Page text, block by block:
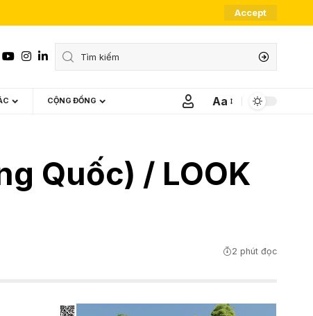
Accept
CỘNG ĐỒNG
Font
Aa
Quốc) / LOOK
2 phút đọc